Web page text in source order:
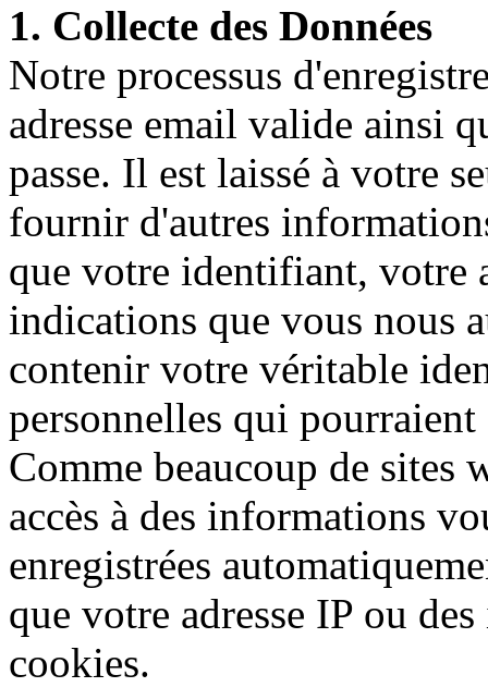
1. Collecte des Données
Notre processus
adresse email valide ainsi
passe. Il est laissé à votre
fournir d'autres
que votre identifiant, votre
indications que vous nous
contenir votre véritable
personnelles qui
Comme beaucoup de sites
accès à des informations
enregistrées
que votre adresse IP ou
cookies.